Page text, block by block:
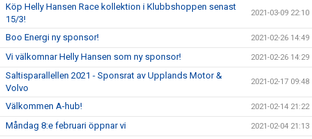
Köp Helly Hansen Race kollektion i Klubbshoppen senast
15/3!
2021-03-09 22:10
Boo Energi ny sponsor! 2021-02-26 14:49
Vi välkomnar Helly Hansen som ny sponsor! 2021-02-26 14:29
Saltisparallellen 2021 - Sponsrat av Upplands Motor &
Volvo
2021-02-17 09:48
Välkommen A-hub! 2021-02-14 21:22
Måndag 8:e februari öppnar vi 2021-02-04 21:13